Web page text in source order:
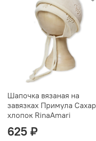
Шапочка вязаная на
завязках Примула Сахар
хлопок RinaAmari
625 ₽